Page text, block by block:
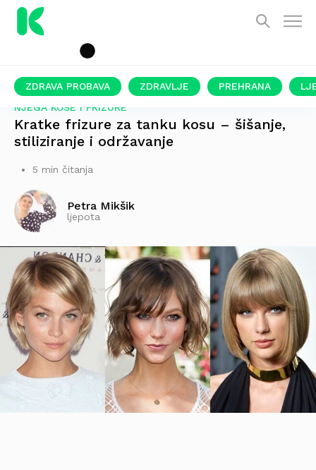
ZDRAVA PROBAVA ZDRAVLJE PREHRANA
NJEGA KOSE I FRIZURE
Kratke frizure za tanku kosu – šišanje,
stiliziranje i održavanje
5 min čitanja
Petra Mikšik
ljepota